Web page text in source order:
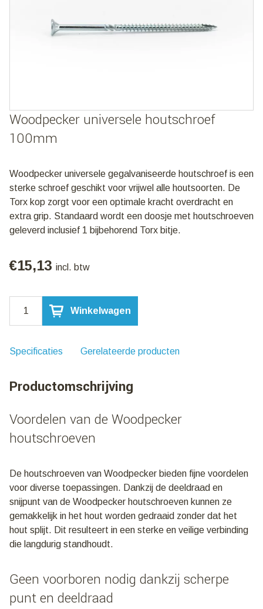
Woodpecker universele houtschroef
100mm
Woodpecker universele gegalvaniseerde houtschroef is een
sterke schroef geschikt voor vrijwel alle houtsoorten. De
Torx kop zorgt voor een optimale kracht overdracht en
extra grip. Standaard wordt een doosje met houtschroeven
geleverd inclusief 1 bijbehorend Torx bitje.
€15,13 incl. btw
Woodpecker
Universele
Houtschroef
6x100mm
stuks
Winkelwagen
Specificaties Gerelateerde producten
Productomschrijving
Voordelen van de Woodpecker
houtschroeven
De houtschroeven van Woodpecker bieden fijne voordelen
voor diverse toepassingen. Dankzij de deeldraad en
snijpunt van de Woodpecker houtschroeven kunnen ze
gemakkelijk in het hout worden gedraaid zonder dat het
hout splijt. Dit resulteert in een sterke en veilige verbinding
die langdurig standhoudt.
Geen voorboren nodig dankzij scherpe
punt en deeldraad